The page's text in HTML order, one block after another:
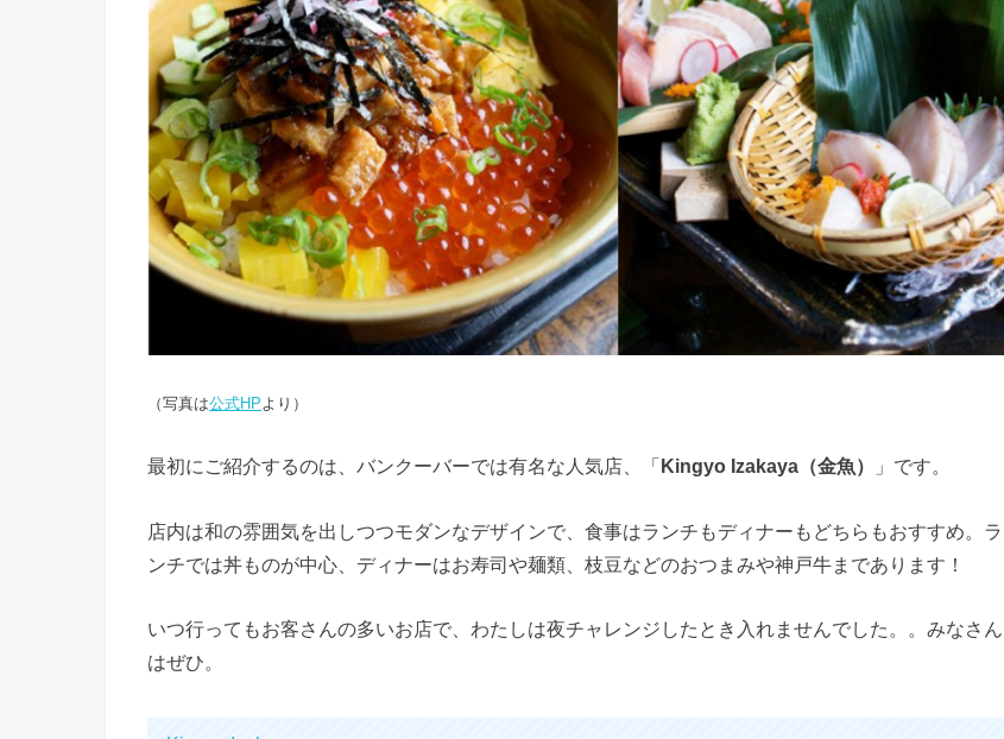
（写真は公式HP より）
最初にご紹介するのは、バンクーバーでは有名な人気店、「Kingyo Izakaya（金魚） 」です。
店内は和の雰囲気を出しつつモダンなデザインで、食事はランチもディナーもどちらもおすすめ。ラ
ンチでは丼ものが中心、ディナーはお寿司や麺類、枝豆などのおつまみや神戸牛まであります！
いつ行ってもお客さんの多いお店で、わたしは夜チャレンジしたとき入れませんでした。。みなさん
はぜひ。